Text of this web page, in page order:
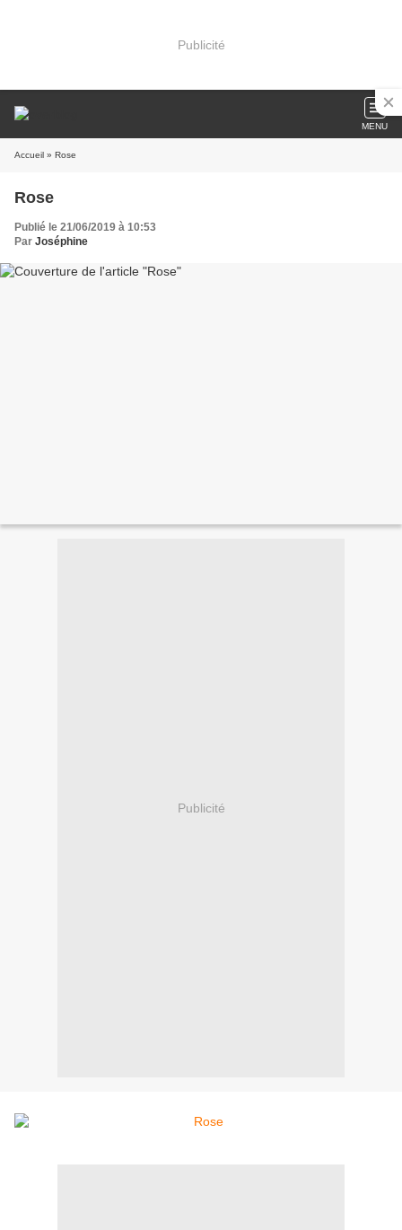
Publicité
MENU
Accueil » Rose
Rose
Publié le 21/06/2019 à 10:53
Par Joséphine
Publicité